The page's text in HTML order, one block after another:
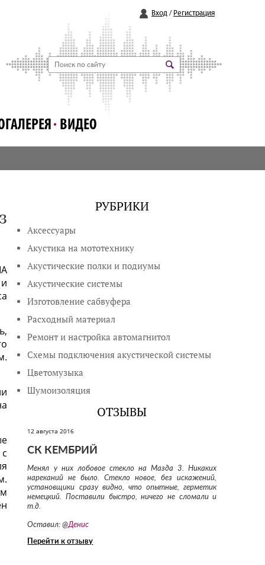
Вход / Регистрация
ВИДЕО
РУБРИКИ
Аксессуары
Акустика на мототехнику
Акустические полки и подиумы
Акустические системы
Изготовление сабвуфера
Расходный материал
Ремонт и настройка автомагнитол
Схемы подключения акустической системы
Цветомузыка
Шумоизоляция
ОТЗЫВЫ
12 августа 2016
СК КЕМБРИЙ
Менял у них лобовое стекло на Мазда 3. Никаких
нареканий не было. Стекло новое, без искажений,
установщики сразу видно, что опытные, герметик
немецкий. Поставили быстро, ничего не сломали и
т.д.
Оставил: @Денис
Перейти к отзыву